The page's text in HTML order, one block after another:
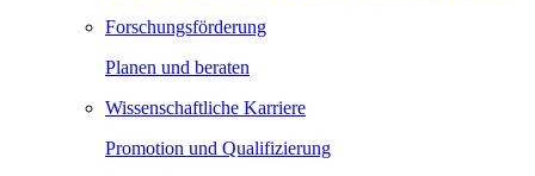
Forschungsförderung
Planen und beraten
Wissenschaftliche Karriere
Promotion und Qualifizierung